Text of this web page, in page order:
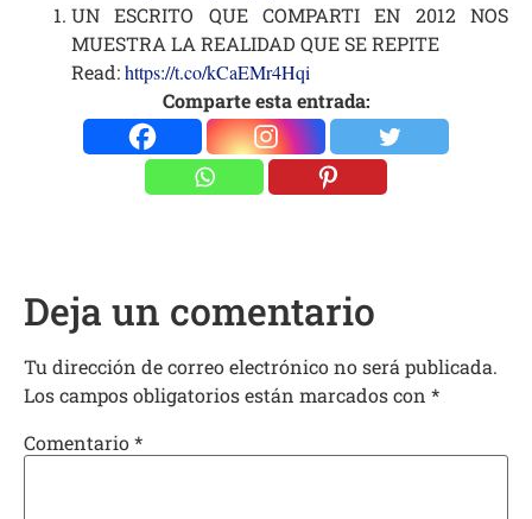
UN ESCRITO QUE COMPARTI EN 2012 NOS
MUESTRA LA REALIDAD QUE SE REPITE
Read:https://t.co/kCaEMr4Hqi
Comparte esta entrada:
Deja un comentario
Tu dirección de correo electrónico no será publicada.
Los campos obligatorios están marcados con *
Comentario*